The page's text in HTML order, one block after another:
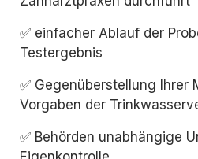
✅ einfacher Ablauf der
Testergebnis
✅ Gegenüberstellung Ihrer
Vorgaben der
✅ Behörden unabhängige